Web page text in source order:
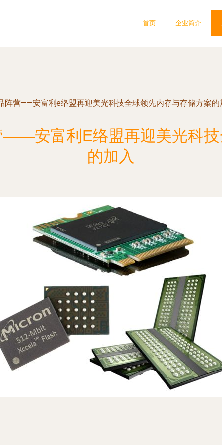
首页 企业简介
阵营——安富利e络盟再迎美光科技全球领先内存与存储方案的
安富利E络盟再迎美光科
的加入